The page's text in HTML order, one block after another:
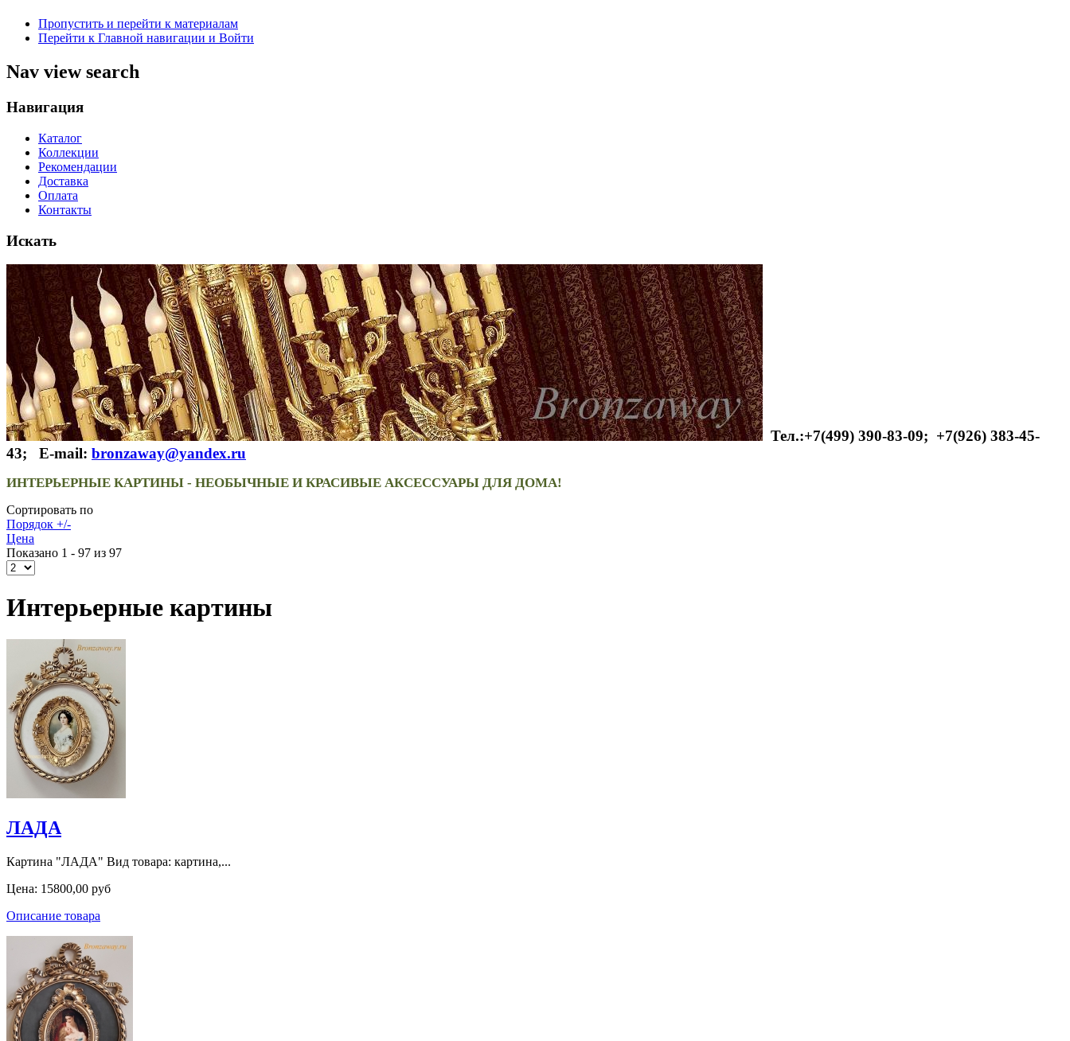
Пропустить и перейти к материалам
Перейти к Главной навигации и Войти
Nav view search
Навигация
Каталог
Коллекции
Рекомендации
Доставка
Оплата
Контакты
Искать
Тел.:+7(499) 390-83-09; +7(926) 383-45-
43; E-mail: bronzaway@yandex.ru
ИНТЕРЬЕРНЫЕ КАРТИНЫ - НЕОБЫЧНЫЕ И КРАСИВЫЕ АКСЕССУАРЫ ДЛЯ ДОМА!
Сортировать по
Порядок +/-
Цена
Показано 1 - 97 из 97
Интерьерные картины
ЛАДА
Картина "ЛАДА" Вид товара: картина,...
Цена: 15800,00 руб
Описание товара